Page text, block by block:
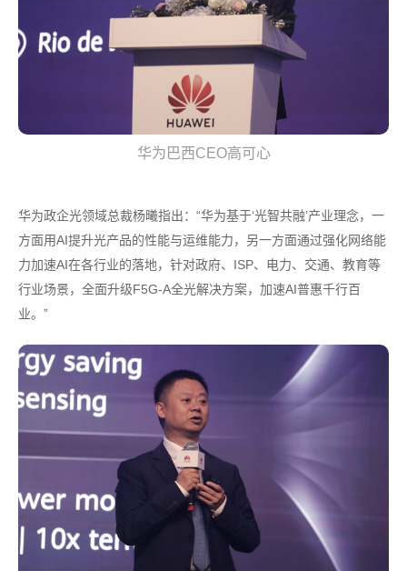
华为巴西CEO高可心
华为政企光领域总裁杨曦指出：“华为基于‘光智共融’产业理念，一
方面用AI提升光产品的性能与运维能力，另一方面通过强化网络能
力加速AI在各行业的落地，针对政府、ISP、电力、交通、教育等
行业场景，全面升级F5G-A全光解决方案，加速AI普惠千行百
业。”